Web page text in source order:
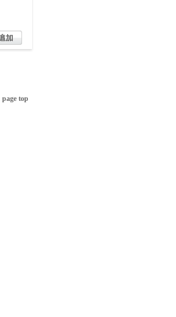
page top